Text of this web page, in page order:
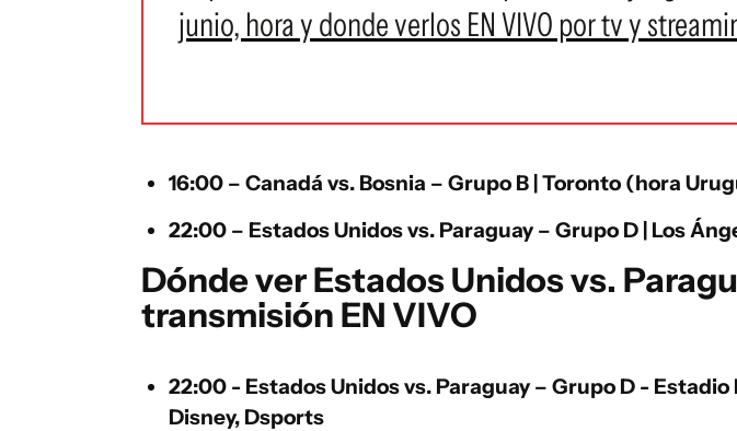
junio, hora y donde verlos EN VIVO por tv y
16:00 – Canadá vs. Bosnia – Grupo B | Toronto (hora
22:00 – Estados Unidosvs. Paraguay– Grupo D | Los
Dónde ver Estados Unidos vs.
transmisión EN VIVO
22:00 - Estados Unidos vs. Paraguay– Grupo D - Estadio
Disney, Dsports